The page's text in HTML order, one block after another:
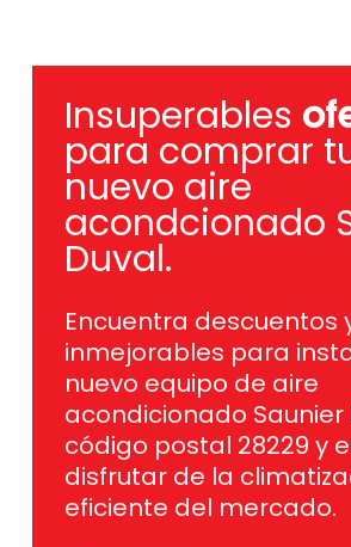
Insuperables
para comprar
nuevo aire
acondcionado
Duval.
Encuentra descuentos
inmejorables para
nuevo equipo de aire
acondicionado Saunier
código postal 28229 y
disfrutar de la
eficiente del mercado.